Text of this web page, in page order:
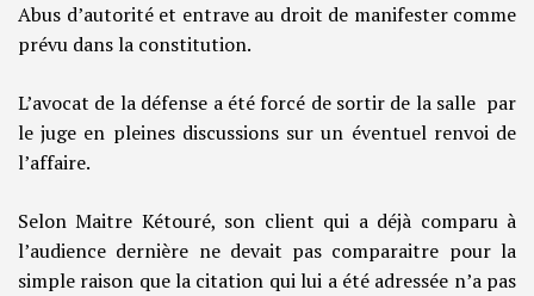
Abus d’autorité et entrave au droit de manifester comme
prévu dans la constitution.
L’avocat de la défense a été forcé de sortir de la salle par
le juge en pleines discussions sur un éventuel renvoi de
l’affaire.
Selon Maitre Kétouré, son client qui a déjà comparu à
l’audience dernière ne devait pas comparaitre pour la
simple raison que la citation qui lui a été adressée n’a pas